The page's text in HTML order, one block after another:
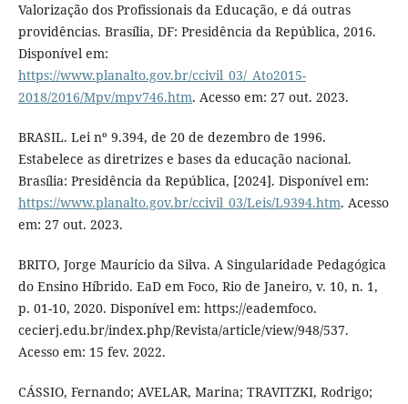
Valorização dos Profissionais da Educação, e dá outras
providências. Brasília, DF: Presidência da República, 2016.
Disponível em:
https://www.planalto.gov.br/ccivil_03/_Ato2015-
2018/2016/Mpv/mpv746.htm. Acesso em: 27 out. 2023.
BRASIL. Lei nº 9.394, de 20 de dezembro de 1996.
Estabelece as diretrizes e bases da educação nacional.
Brasília: Presidência da República, [2024]. Disponível em:
https://www.planalto.gov.br/ccivil_03/Leis/L9394.htm. Acesso
em: 27 out. 2023.
BRITO, Jorge Maurício da Silva. A Singularidade Pedagógica
do Ensino Híbrido. EaD em Foco, Rio de Janeiro, v. 10, n. 1,
p. 01-10, 2020. Disponível em: https://eademfoco.
cecierj.edu.br/index.php/Revista/article/view/948/537.
Acesso em: 15 fev. 2022.
CÁSSIO, Fernando; AVELAR, Marina; TRAVITZKI, Rodrigo;